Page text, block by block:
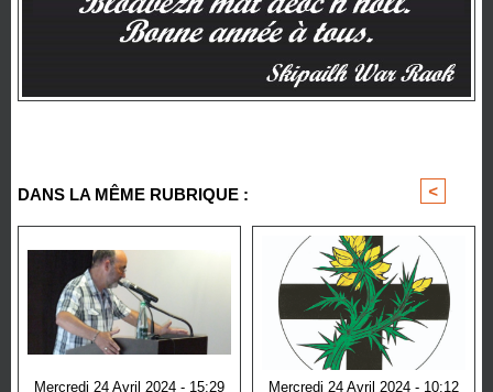
DANS LA MÊME RUBRIQUE : <
Mercredi 24 Avril 2024 - 15:29 Mercredi 24 Avril 2024 - 10:12